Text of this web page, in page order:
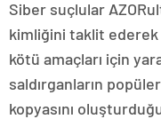
Siber suçlular
kimliğini taklit
kötü amaçları için
saldırganların
kopyasını